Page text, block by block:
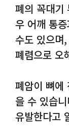
폐의 꼭대기
우 어깨 통
수도 있으며
폐렴으로 오
폐암이 뼈에
을 수 있습
유발한다고